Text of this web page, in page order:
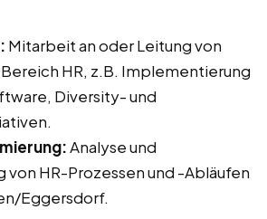
Mitarbeit an oder Leitung von
HR, z.B. Implementierung
Diversity- und
Analyse und
von HR-Prozessen und -Abläufen
Eggersdorf.